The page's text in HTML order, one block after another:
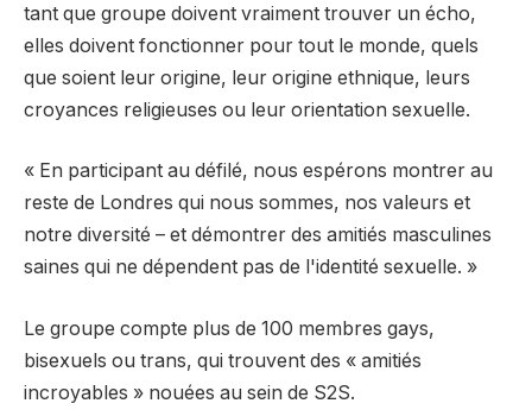
tant que groupe doivent vraiment trouver un écho,
elles doivent fonctionner pour tout le monde, quels
que soient leur origine, leur origine ethnique, leurs
croyances religieuses ou leur orientation sexuelle.
« En participant au défilé, nous espérons montrer au
reste de Londres qui nous sommes, nos valeurs et
notre diversité – et démontrer des amitiés masculines
saines qui ne dépendent pas de l'identité sexuelle. »
Le groupe compte plus de 100 membres gays,
bisexuels ou trans, qui trouvent des « amitiés
incroyables » nouées au sein de S2S.